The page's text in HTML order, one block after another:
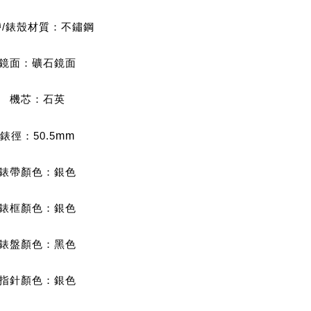
錶殼材質：不鏽鋼
面：礦石鏡面
機芯：石英
錶徑：50.5mm
帶顏色：銀色
框顏色：銀色
盤顏色 ：黑色
針顏色 ：銀色